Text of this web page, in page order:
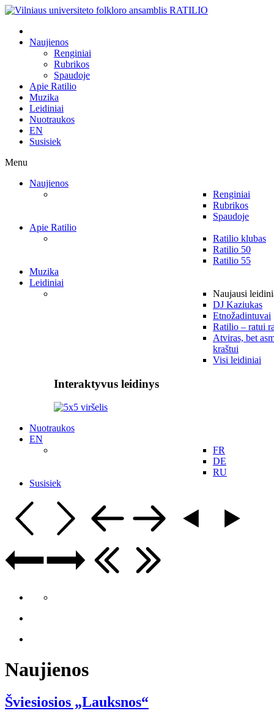
Naujienos
Renginiai
Rubrikos
Spaudoje
Apie Ratilio
Muzika
Leidiniai
Nuotraukos
EN
Susisiek
Menu
Naujienos
Renginiai
Rubrikos
Spaudoje
Apie Ratilio
Ratilio klubas
Ratilio 50
Ratilio 55
Muzika
Leidiniai
Naujausi
DJ Kaziukas
Etnožadintuvai
Ratilio – ratui
Atviras, bet
kraštui
Visi leidiniai
Interaktyvus leidinys
Nuotraukos
EN
FR
DE
RU
Susisiek
Naujienos
Šviesiosios „Lauksnos“